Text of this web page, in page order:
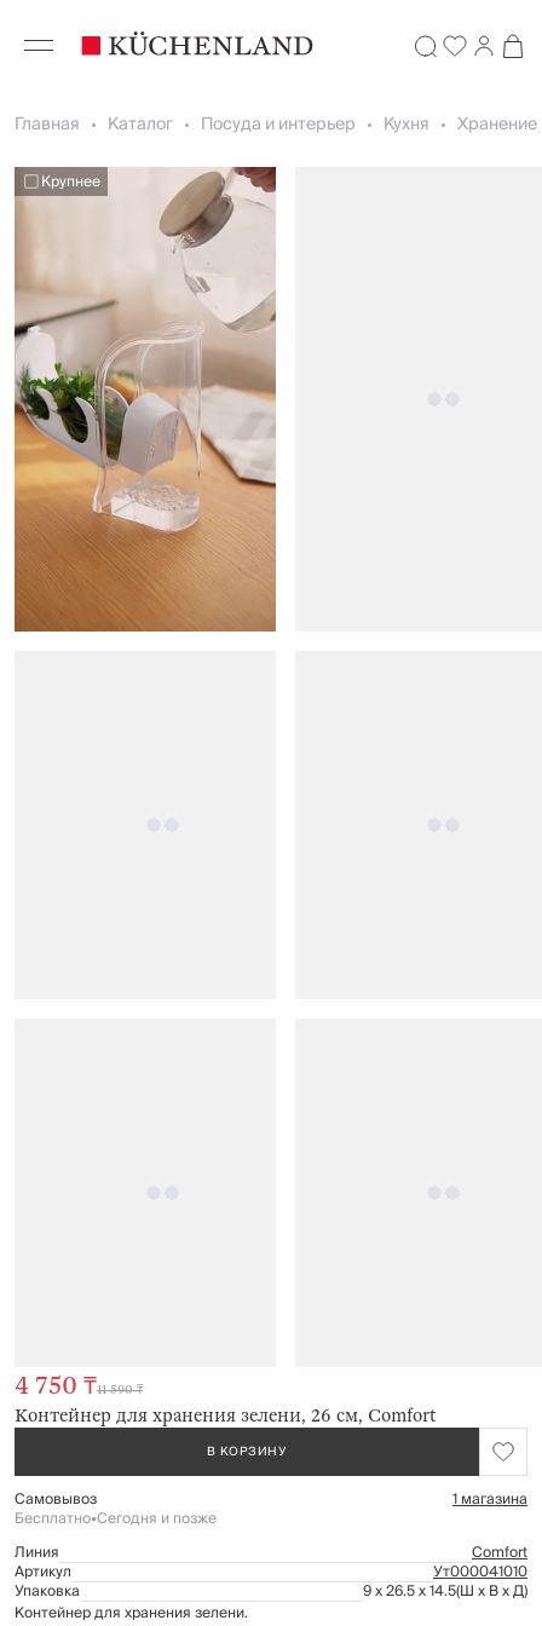
Главная Каталог Посуда и интерьер Кухня Хранение
Крупнее
Контейнер для хранения зелени, 26 см, Comfort
4 750 ₸11 590 ₸
В КОРЗИНУ
Самовывоз 1 магазина
Бесплатно•Сегодня и позже
Линия
Comfort
Артикул Ут000041010
Упаковка 9 x 26.5 x 14.5(Ш x В x Д)
Контейнер для хранения зелени.